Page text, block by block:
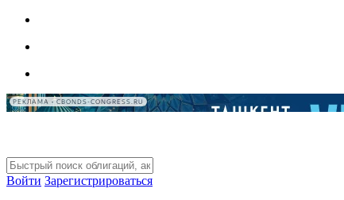
РЕКЛАМА • CBONDS-CONGRESS.RU
Войти Зарегистрироваться